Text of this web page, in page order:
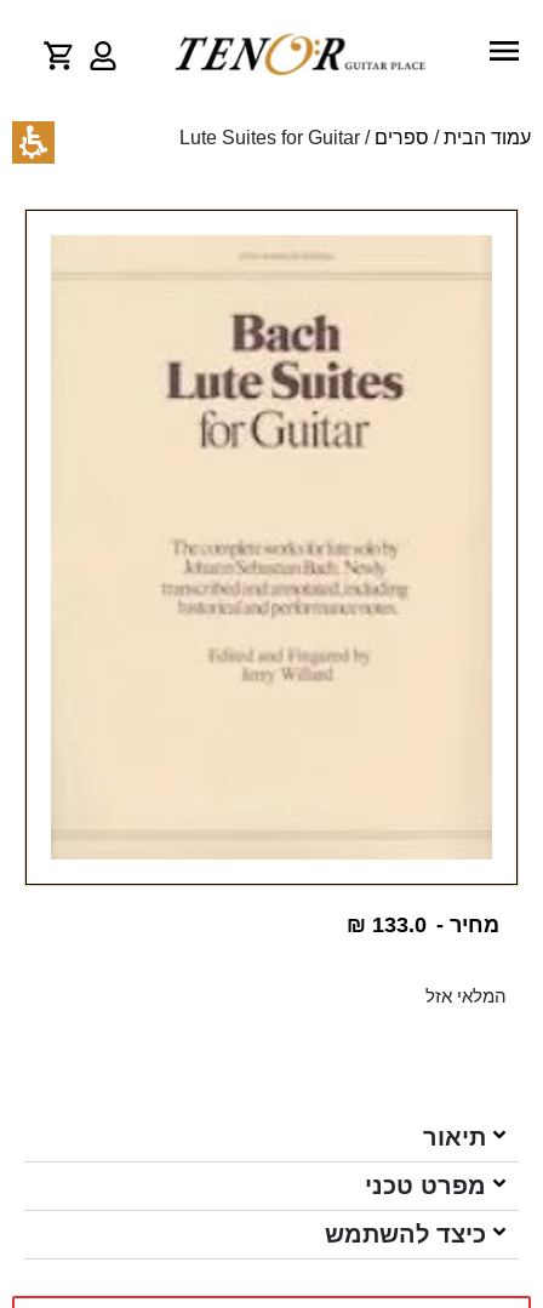
עמוד הבית/ ספרים / Lute Suites for Guitar
מחיר - ₪ 133.0
המלאי אזל
תיאור
מפרט טכני
כיצד להשתמש